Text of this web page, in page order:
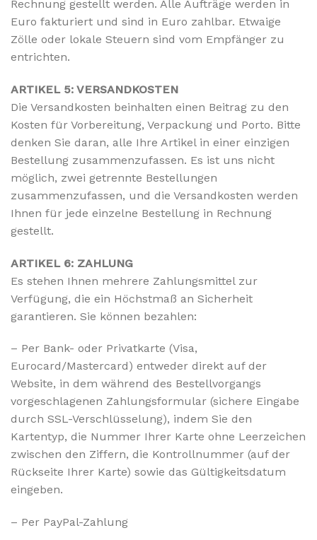
Rechnung gestellt werden. Alle Aufträge werden in
Euro fakturiert und sind in Euro zahlbar. Etwaige
Zölle oder lokale Steuern sind vom Empfänger zu
entrichten.
ARTIKEL 5: VERSANDKOSTEN
Die Versandkosten beinhalten einen Beitrag zu den
Kosten für Vorbereitung, Verpackung und Porto. Bitte
denken Sie daran, alle Ihre Artikel in einer einzigen
Bestellung zusammenzufassen. Es ist uns nicht
möglich, zwei getrennte Bestellungen
zusammenzufassen, und die Versandkosten werden
Ihnen für jede einzelne Bestellung in Rechnung
gestellt.
ARTIKEL 6: ZAHLUNG
Es stehen Ihnen mehrere Zahlungsmittel zur
Verfügung, die ein Höchstmaß an Sicherheit
garantieren. Sie können bezahlen:
– Per Bank- oder Privatkarte (Visa,
Eurocard/Mastercard) entweder direkt auf der
Website, in dem während des Bestellvorgangs
vorgeschlagenen Zahlungsformular (sichere Eingabe
durch SSL-Verschlüsselung), indem Sie den
Kartentyp, die Nummer Ihrer Karte ohne Leerzeichen
zwischen den Ziffern, die Kontrollnummer (auf der
Rückseite Ihrer Karte) sowie das Gültigkeitsdatum
eingeben.
– Per PayPal-Zahlung